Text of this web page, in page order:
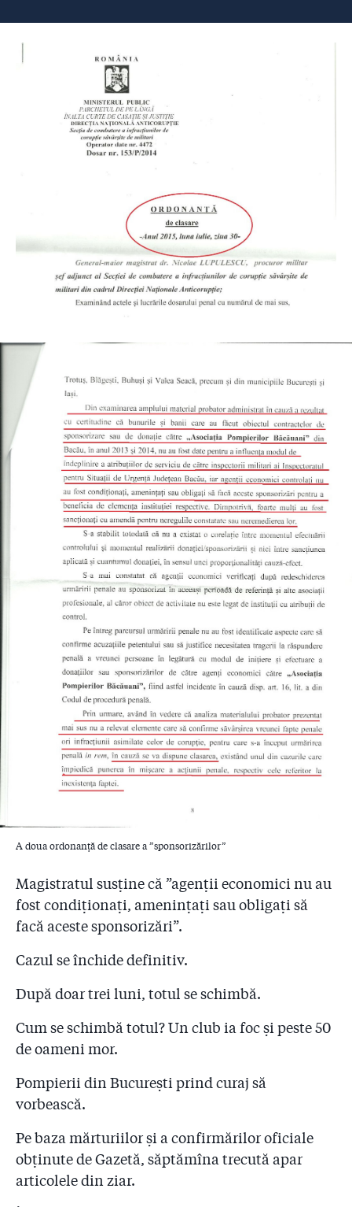
A doua ordonanță de clasare a ”sponsorizărilor”
Magistratul susține că ”agenții economici nu au
fost condiționați, amenințați sau obligați să
facă aceste sponsorizări”.
Cazul se închide definitiv.
După doar trei luni, totul se schimbă.
Cum se schimbă totul? Un club ia foc și peste 50
de oameni mor.
Pompierii din București prind curaj să
vorbească.
Pe baza mărturiilor și a confirmărilor oficiale
obținute de Gazetă, săptămîna trecută apar
articolele din ziar.